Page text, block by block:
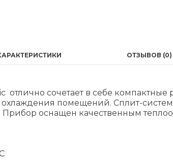
ОТЗЫВОВ (0)
сочетает в себе
помещений. Сплит-
Прибор оснащен качественным